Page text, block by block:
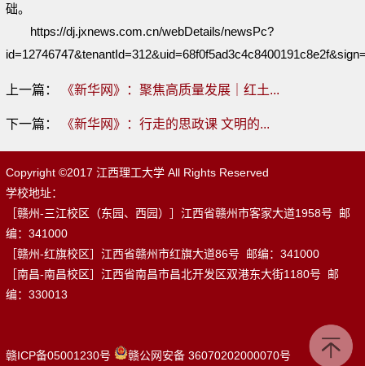
础。
https://dj.jxnews.com.cn/webDetails/newsPc?
上一篇： 《新华网》：聚焦高质量发展｜红土...
下一篇： 《新华网》：行走的思政课 文明的...
Copyright ©2017 江西理工大学 All Rights Reserved
学校地址：
［赣州-三江校区（东园、西园）］江西省赣州市客家大道1958号 邮
编：341000
［赣州-红旗校区］江西省赣州市红旗大道86号 邮编：341000
［南昌-南昌校区］江西省南昌市昌北开发区双港东大街1180号 邮
编：330013
赣ICP备05001230号 赣公网安备 36070202000070号